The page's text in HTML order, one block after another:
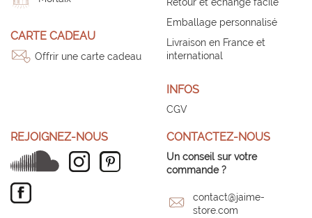
CARTE CADEAU
Offrir une carte cadeau
Retour et échange facile
Emballage personnalisé
Livraison en France et
international
INFOS
CGV
REJOIGNEZ-NOUS CONTACTEZ-NOUS
Un conseil sur votre
commande ?
contact@jaime-
store.com